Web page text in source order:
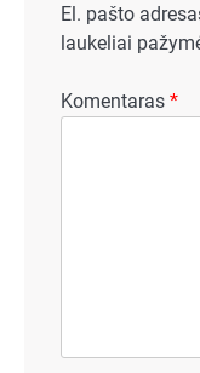
El. pašto
laukeliai
Komentaras *